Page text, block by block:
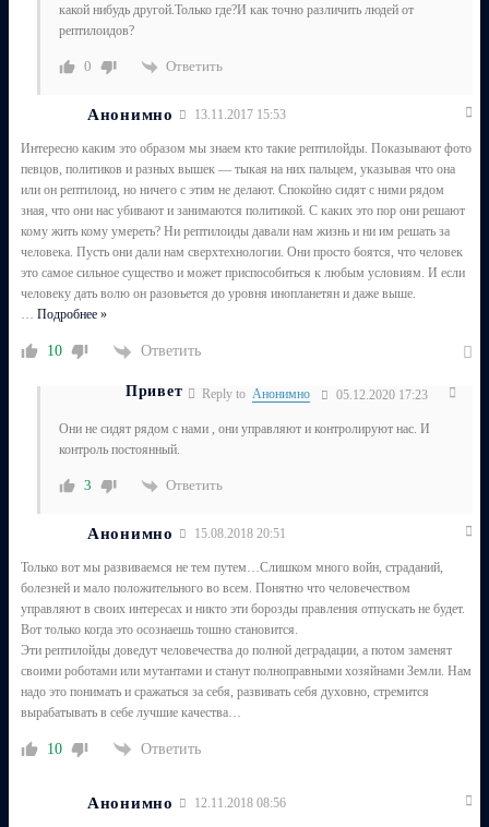
какой нибудь другой.Только где?И как точно различить людей от
рептилоидов?
0 Ответить
Анонимно 13.11.2017 15:53
Интересно каким это образом мы знаем кто такие рептилойды. Показывают фото
певцов, политиков и разных вышек — тыкая на них пальцем, указывая что она
или он рептилоид, но ничего с этим не делают. Спокойно сидят с ними рядом
зная, что они нас убивают и занимаются политикой. С каких это пор они решают
кому жить кому умереть? Ни рептилоиды давали нам жизнь и ни им решать за
человека. Пусть они дали нам сверхтехнологии. Они просто боятся, что человек
это самое сильное существо и может приспособиться к любым условиям. И если
человеку дать волю он разовьется до уровня инопланетян и даже выше.
… Подробнее »
10 Ответить
Привет Reply to Анонимно 05.12.2020 17:23
Они не сидят рядом с нами , они управляют и контролируют нас. И
контроль постоянный.
3 Ответить
Анонимно 15.08.2018 20:51
Только вот мы развиваемся не тем путем…Слишком много войн, страданий,
болезней и мало положительного во всем. Понятно что человечеством
управляют в своих интересах и никто эти борозды правления отпускать не будет.
Вот только когда это осознаешь тошно становится.
Эти рептилойды доведут человечества до полной деградации, а потом заменят
своими роботами или мутантами и станут полноправными хозяйнами Земли. Нам
надо это понимать и сражаться за себя, развивать себя духовно, стремится
вырабатывать в себе лучшие качества…
10 Ответить
Анонимно 12.11.2018 08:56